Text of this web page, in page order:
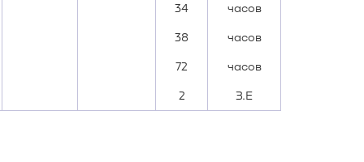
34 часов
38 часов
72 часов
2 З.Е